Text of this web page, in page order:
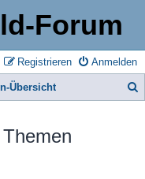
Forum
Anmelden
Registrieren
Übersicht